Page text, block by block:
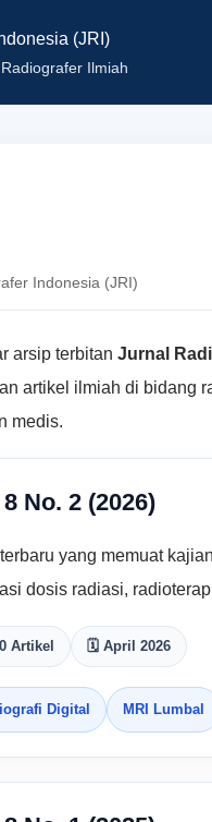
(JRI)
Ilmiah
Indonesia (JRI)
arsip terbitan Jurnal
artikel ilmiah di bidang
medis.
No. 2 (2026)
yang memuat
dosis radiasi,
Artikel 🗓 April 2026
Digital MRI Lumbal